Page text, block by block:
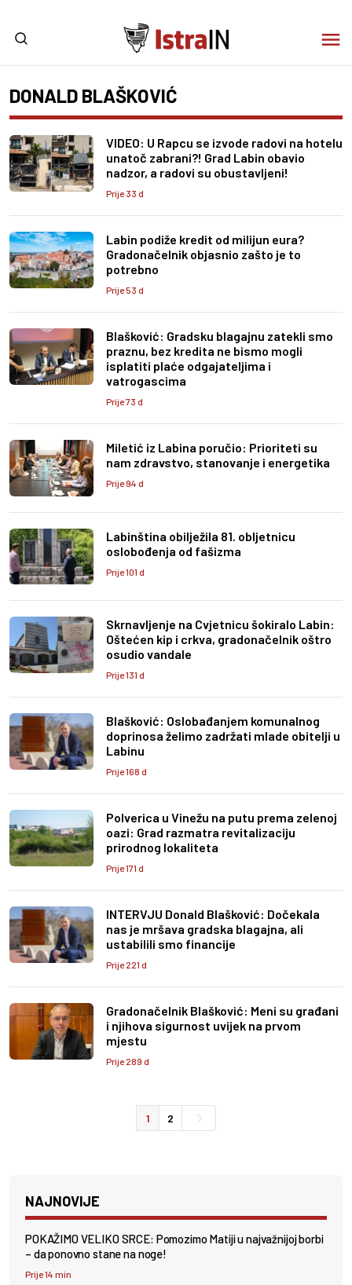
DONALD BLAŠKOVIĆ
VIDEO: U Rapcu se izvode radovi na hotelu
unatoč zabrani?! Grad Labin obavio
nadzor, a radovi su obustavljeni!
Prije 33 d
Labin podiže kredit od milijun eura?
Gradonačelnik objasnio zašto je to
potrebno
Prije 53 d
Blašković: Gradsku blagajnu zatekli smo
praznu, bez kredita ne bismo mogli
isplatiti plaće odgajateljima i
vatrogascima
Prije 73 d
Miletić iz Labina poručio: Prioriteti su
nam zdravstvo, stanovanje i energetika
Prije 94 d
Labinština obilježila 81. obljetnicu
oslobođenja od fašizma
Prije 101 d
Skrnavljenje na Cvjetnicu šokiralo Labin:
Oštećen kip i crkva, gradonačelnik oštro
osudio vandale
Prije 131 d
Blašković: Oslobađanjem komunalnog
doprinosa želimo zadržati mlade obitelji u
Labinu
Prije 168 d
Polverica u Vinežu na putu prema zelenoj
oazi: Grad razmatra revitalizaciju
prirodnog lokaliteta
Prije 171 d
INTERVJU Donald Blašković: Dočekala
nas je mršava gradska blagajna, ali
ustabilili smo financije
Prije 221 d
Gradonačelnik Blašković: Meni su građani
i njihova sigurnost uvijek na prvom
mjestu
Prije 289 d
1 2
NAJNOVIJE
POKAŽIMO VELIKO SRCE: Pomozimo Matiji u najvažnijoj borbi
– da ponovno stane na noge!
Prije 14 min